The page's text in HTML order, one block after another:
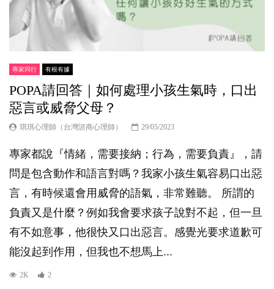
專家同行 有根有據
POPA請回答｜如何處理小孩生氣時，口出
惡言或威脅父母？
琪琪心理師（台灣諮商心理師） 29/05/2023
專家都說『情緒，需要接納；行為，需要負責』，請
問是包含動作和語言對嗎？我家小孩生氣容易口出惡
言，有時候還會用威脅的語氣，非常難聽。 所謂的
負責又是什麼？例如我會要求孩子說對不起，但一旦
有不如意事，他很快又口出惡言。感覺光要求道歉可
能沒起到作用，但我也不想馬上...
2K 2